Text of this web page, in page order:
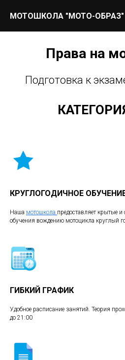
МОТОШКОЛА "МОТО-ОБРАЗ"
Права на
Подготовка к
КРУГЛОГОДИЧНОЕ
Наша мотошкола предоставляет крытые
обучения вождению мотоцикла круглый
ГИБКИЙ ГРАФИК
Удобное расписание занятий. Теория
до 21:00